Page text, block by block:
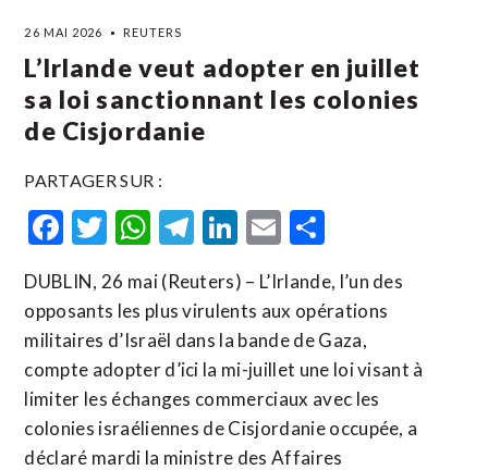
26 MAI 2026 REUTERS
L’Irlande veut adopter en juillet
sa loi sanctionnant les colonies
de Cisjordanie
PARTAGER SUR :
Facebook
Twitter
WhatsApp
Telegram
LinkedIn
Email
DUBLIN, 26 mai (Reuters) – L’Irlande, l’un des
opposants les plus virulents aux opérations
militaires d’Israël dans la bande de Gaza,
compte adopter d’ici la mi-juillet une loi visant à
limiter les échanges commerciaux avec les
colonies israéliennes de Cisjordanie occupée, a
déclaré mardi la ministre des ​Affaires